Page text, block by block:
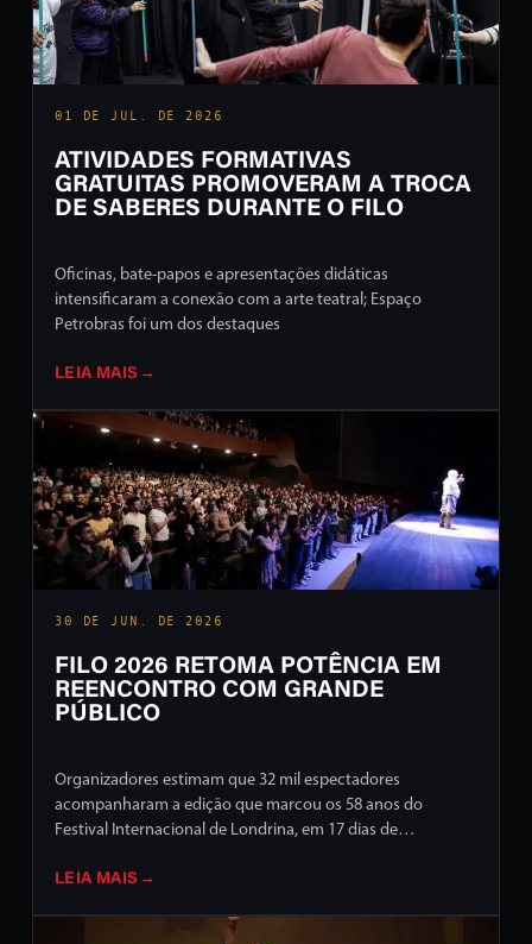
01 DE JUL. DE 2026
ATIVIDADES FORMATIVAS
GRATUITAS PROMOVERAM A TROCA
DE SABERES DURANTE O FILO
Oficinas, bate-papos e apresentações didáticas
intensificaram a conexão com a arte teatral; Espaço
Petrobras foi um dos destaques
LEIA MAIS →
30 DE JUN. DE 2026
FILO 2026 RETOMA POTÊNCIA EM
REENCONTRO COM GRANDE
PÚBLICO
Organizadores estimam que 32 mil espectadores
acompanharam a edição que marcou os 58 anos do
Festival Internacional de Londrina, em 17 dias de
LEIA MAIS →